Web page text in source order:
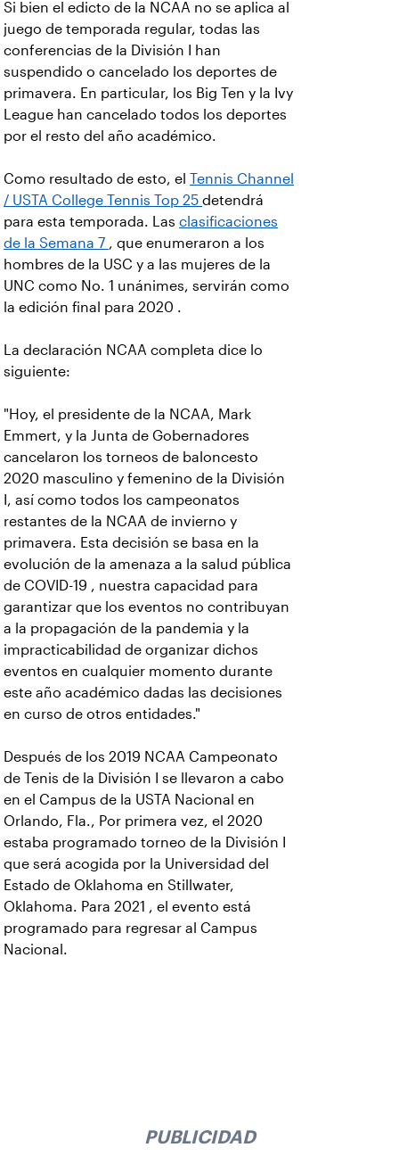
Si bien el edicto de la NCAA no se aplica al
juego de temporada regular, todas las
conferencias de la División I han
suspendido o cancelado los deportes de
primavera. En particular, los Big Ten y la Ivy
League han cancelado todos los deportes
por el resto del año académico.
Como resultado de esto, el Tennis Channel
/ USTA College Tennis Top 25 detendrá
para esta temporada. Las clasificaciones
de la Semana 7 , que enumeraron a los
hombres de la USC y a las mujeres de la
UNC como No. 1 unánimes, servirán como
la edición final para 2020 .
La declaración NCAA completa dice lo
siguiente:
"Hoy, el presidente de la NCAA, Mark
Emmert, y la Junta de Gobernadores
cancelaron los torneos de baloncesto
2020 masculino y femenino de la División
I, así como todos los campeonatos
restantes de la NCAA de invierno y
primavera. Esta decisión se basa en la
evolución de la amenaza a la salud pública
de COVID-19 , nuestra capacidad para
garantizar que los eventos no contribuyan
a la propagación de la pandemia y la
impracticabilidad de organizar dichos
eventos en cualquier momento durante
este año académico dadas las decisiones
en curso de otros entidades."
Después de los 2019 NCAA Campeonato
de Tenis de la División I se llevaron a cabo
en el Campus de la USTA Nacional en
Orlando, Fla., Por primera vez, el 2020
estaba programado torneo de la División I
que será acogida por la Universidad del
Estado de Oklahoma en Stillwater,
Oklahoma. Para 2021 , el evento está
programado para regresar al Campus
Nacional.
PUBLICIDAD